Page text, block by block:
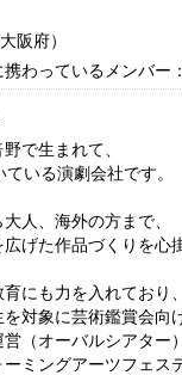
大阪府）
携わっているメンバー
で生まれて、
いる演劇会社です。
人、海外の方まで、
げた作品づくりを心
にも力を入れており、
対象に芸術鑑賞会向
（オーバルシアター
ミングアーツフェス